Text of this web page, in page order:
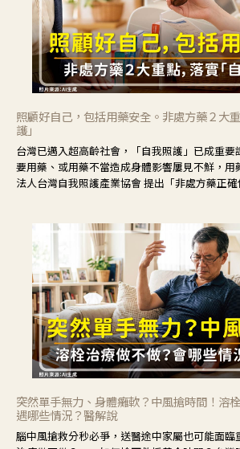
照顧好自己，包括用藥安全。非處方藥２大
護」
台灣已邁入超高齡社會，「自我照護」已成重
要用藥、或用藥不當造成身體影響屢見不鮮，用
法人台灣自我照護產業協會 提出「非處方藥正
突然單手無力、身體癱軟？中風搶時間！溶
遇哪些情況？醫解說
腦中風搶救分秒必爭，送醫途中家屬也可能面